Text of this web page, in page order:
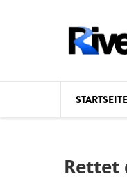
STARTSEITE
Rettet